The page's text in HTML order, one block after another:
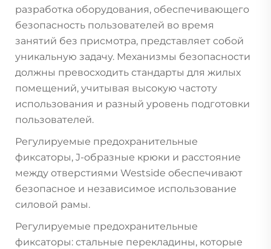
разработка оборудования, обеспечивающего
безопасность пользователей во время
занятий без присмотра, представляет собой
уникальную задачу. Механизмы безопасности
должны превосходить стандарты для жилых
помещений, учитывая высокую частоту
использования и разный уровень подготовки
пользователей.
Регулируемые предохранительные
фиксаторы, J-образные крюки и расстояние
между отверстиями Westside обеспечивают
безопасное и независимое использование
силовой рамы.
Регулируемые предохранительные
фиксаторы: стальные перекладины, которые